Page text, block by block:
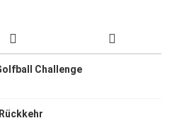
Challenge